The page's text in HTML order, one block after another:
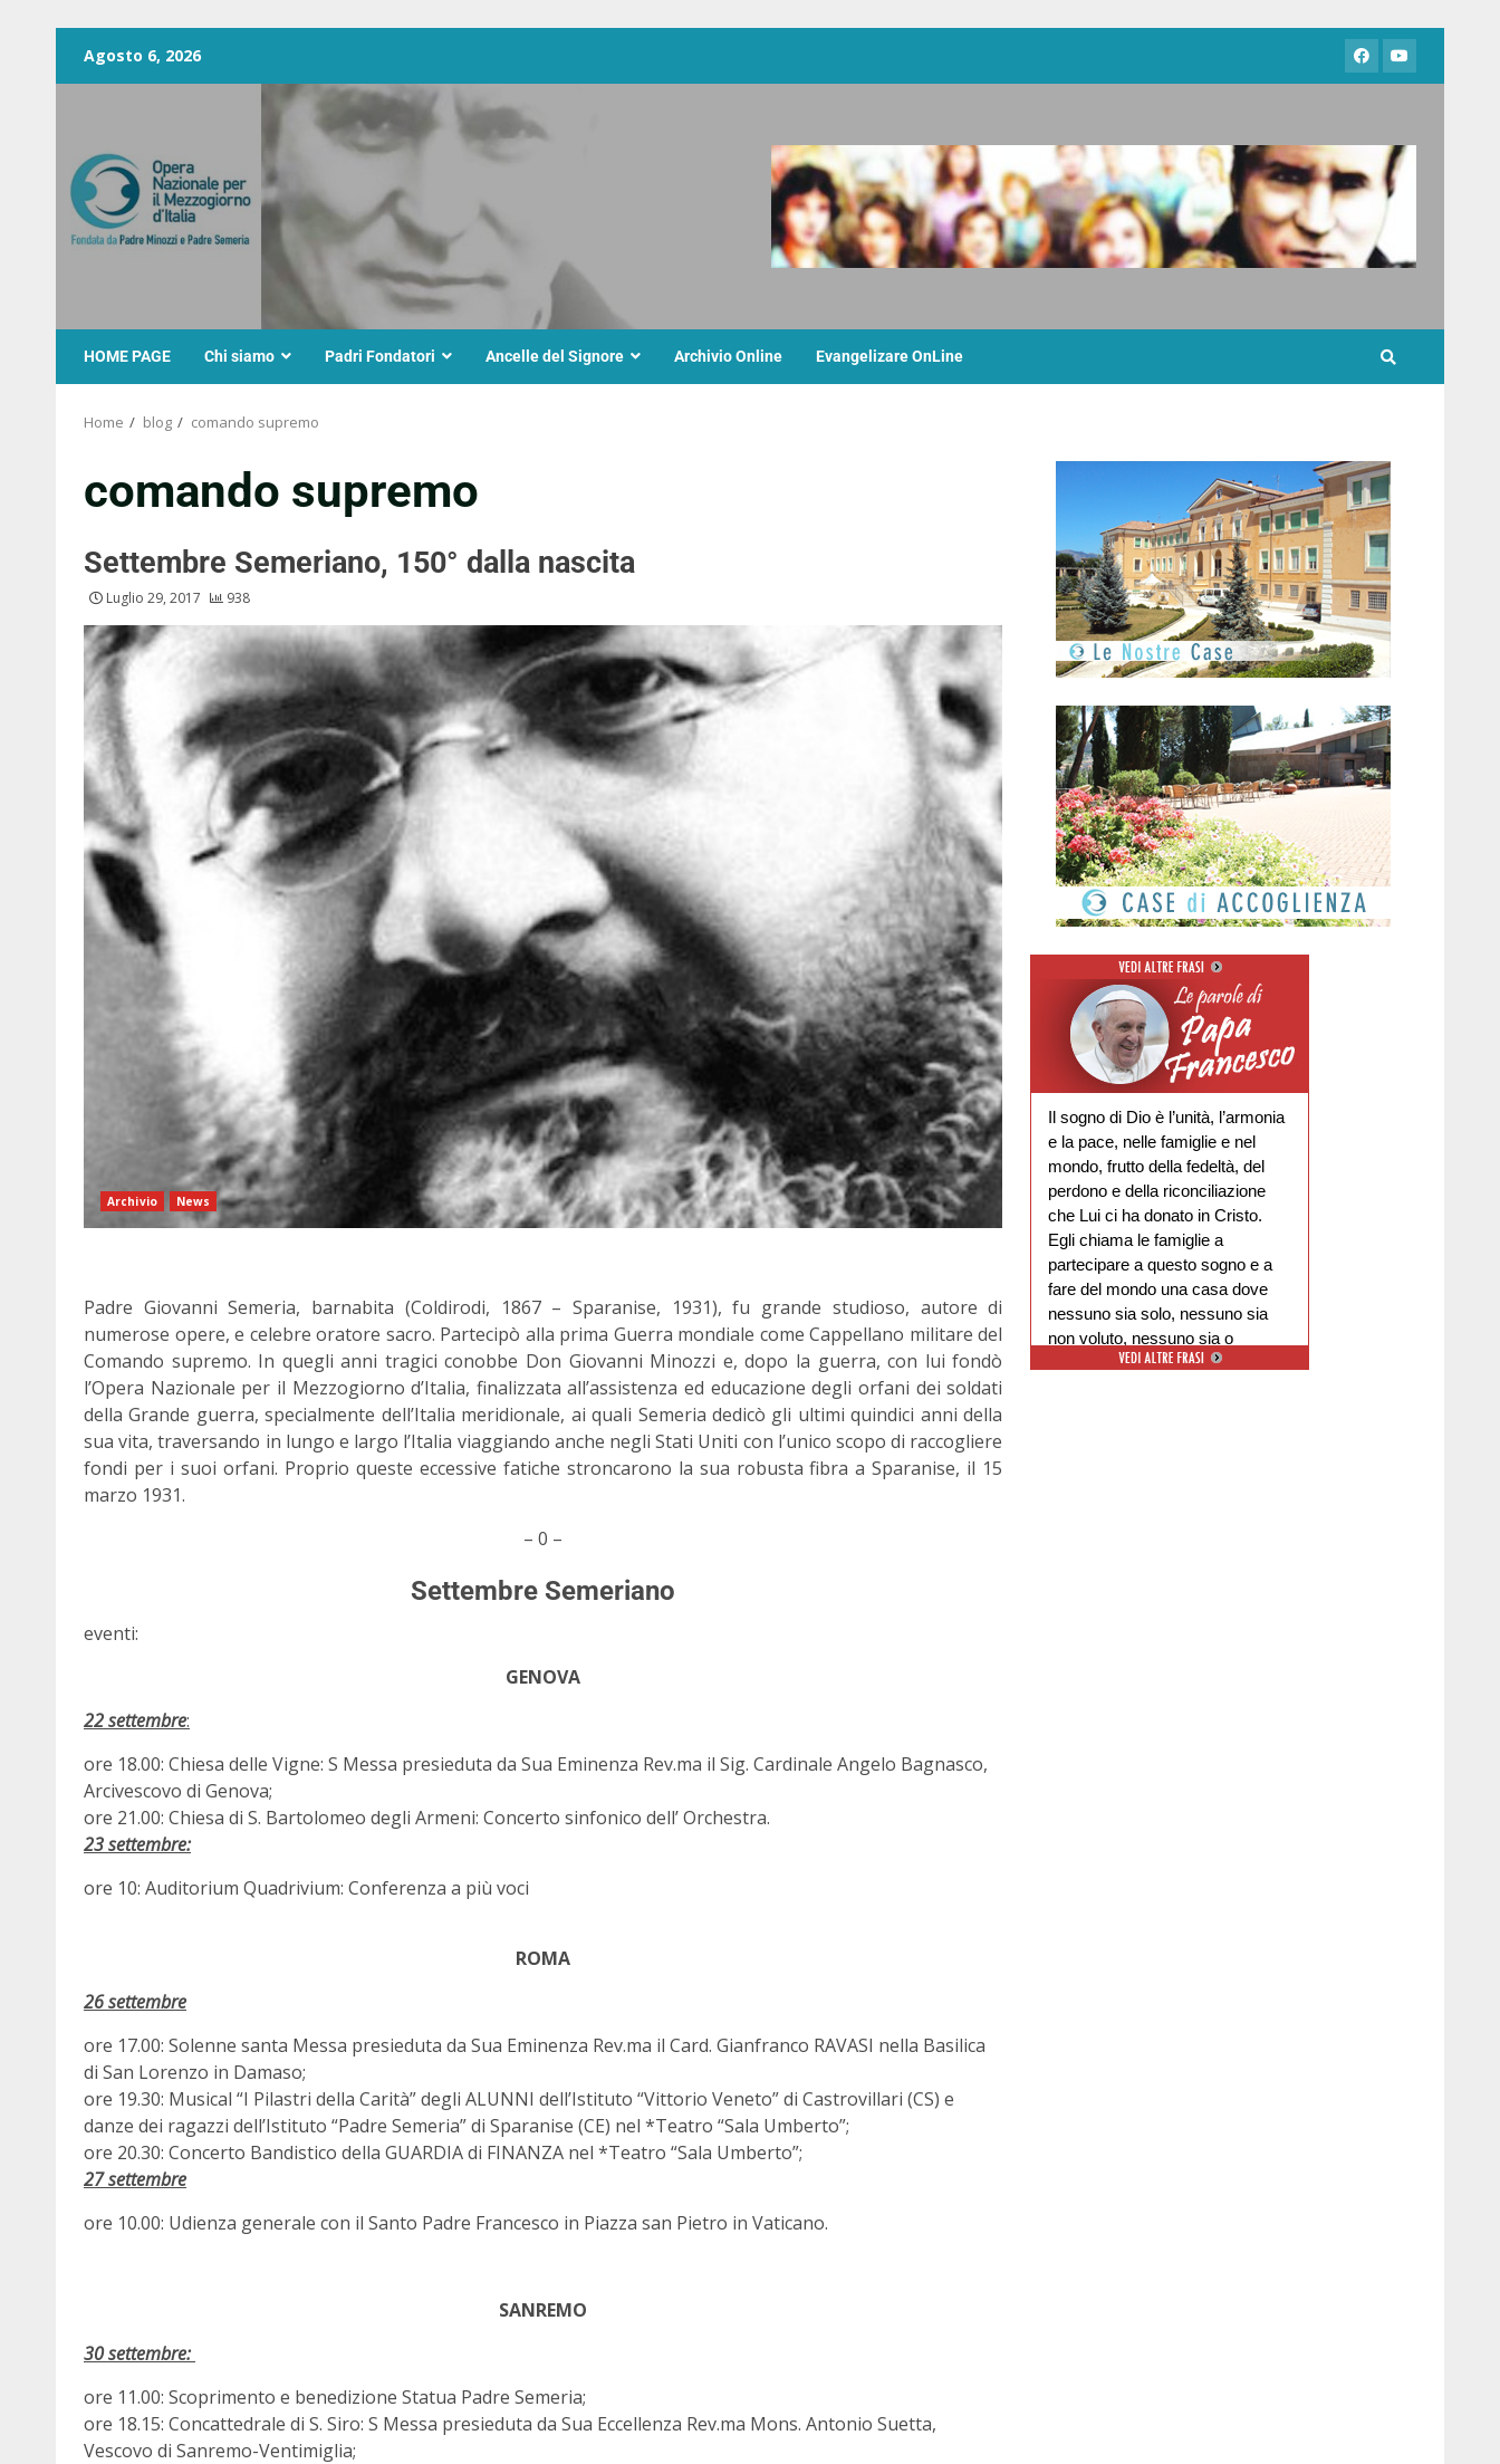
Agosto 6, 2026
HOME PAGE Chi siamo Padri Fondatori Ancelle del Signore Archivio Online Evangelizare OnLine
Home blog comando supremo
comando supremo
Settembre Semeriano, 150° dalla nascita
Luglio 29, 2017 938
Archivio News
Padre Giovanni Semeria, barnabita (Coldirodi, 1867 – Sparanise, 1931), fu grande studioso, autore di
numerose opere, e celebre oratore sacro. Partecipò alla prima Guerra mondiale come Cappellano militare del
Comando supremo. In quegli anni tragici conobbe Don Giovanni Minozzi e, dopo la guerra, con lui fondò
l’Opera Nazionale per il Mezzogiorno d’Italia, finalizzata all’assistenza ed educazione degli orfani dei soldati
della Grande guerra, specialmente dell’Italia meridionale, ai quali Semeria dedicò gli ultimi quindici anni della
sua vita, traversando in lungo e largo l’Italia viaggiando anche negli Stati Uniti con l’unico scopo di raccogliere
fondi per i suoi orfani. Proprio queste eccessive fatiche stroncarono la sua robusta fibra a Sparanise, il 15
marzo 1931.
– 0 –
Settembre Semeriano
eventi:
GENOVA
22 settembre:
ore 18.00: Chiesa delle Vigne: S Messa presieduta da Sua Eminenza Rev.ma il Sig. Cardinale Angelo Bagnasco,
Arcivescovo di Genova;
ore 21.00: Chiesa di S. Bartolomeo degli Armeni: Concerto sinfonico dell’ Orchestra.
23 settembre:
ore 10: Auditorium Quadrivium: Conferenza a più voci
ROMA
26 settembre
ore 17.00: Solenne santa Messa presieduta da Sua Eminenza Rev.ma il Card. Gianfranco RAVASI nella Basilica
di San Lorenzo in Damaso;
ore 19.30: Musical “I Pilastri della Carità” degli ALUNNI dell’Istituto “Vittorio Veneto” di Castrovillari (CS) e
danze dei ragazzi dell’Istituto “Padre Semeria” di Sparanise (CE) nel *Teatro “Sala Umberto”;
ore 20.30: Concerto Bandistico della GUARDIA di FINANZA nel *Teatro “Sala Umberto”;
27 settembre
ore 10.00: Udienza generale con il Santo Padre Francesco in Piazza san Pietro in Vaticano.
SANREMO
30 settembre:
ore 11.00: Scoprimento e benedizione Statua Padre Semeria;
ore 18.15: Concattedrale di S. Siro: S Messa presieduta da Sua Eccellenza Rev.ma Mons. Antonio Suetta,
Vescovo di Sanremo-Ventimiglia;
Il sogno di Dio è l’unità, l’armonia
e la pace, nelle famiglie e nel
mondo, frutto della fedeltà, del
perdono e della riconciliazione
che Lui ci ha donato in Cristo.
Egli chiama le famiglie a
partecipare a questo sogno e a
fare del mondo una casa dove
nessuno sia solo, nessuno sia
non voluto, nessuno sia o